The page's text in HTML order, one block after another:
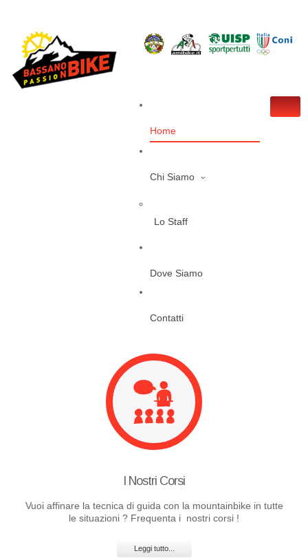
Home
Chi Siamo
Lo Staff
Dove Siamo
Contatti
I Nostri Corsi
Vuoi affinare la tecnica di guida con la mountainbike in tutte
le situazioni ? Frequenta i nostri corsi !
Leggi tutto...